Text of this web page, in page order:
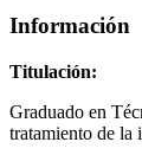
Información
Titulación:
Graduado en
tratamiento de